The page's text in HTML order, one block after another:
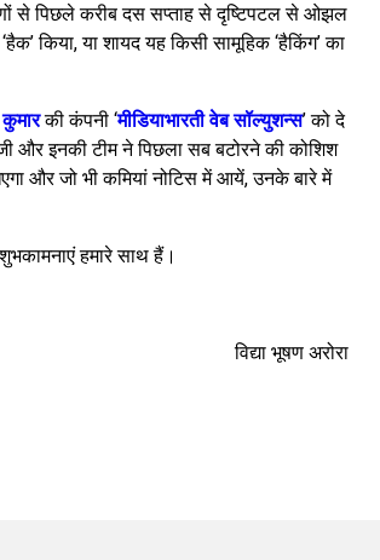
से पिछले करीब दस सप्ताह से दृष्टिपटल से ओझल
किया, या शायद यह किसी सामूहिक ‘हैकिंग’ का
कुमारकी कंपनी ‘मीडियाभारती वेब सॉल्युशन्स’ को दे
और इनकी टीम ने पिछला सब बटोरने की कोशिश
और जो भी कमियां नोटिस में आयें, उनके बारे में
हमारे साथ हैं।
विद्या भूषण अरोरा